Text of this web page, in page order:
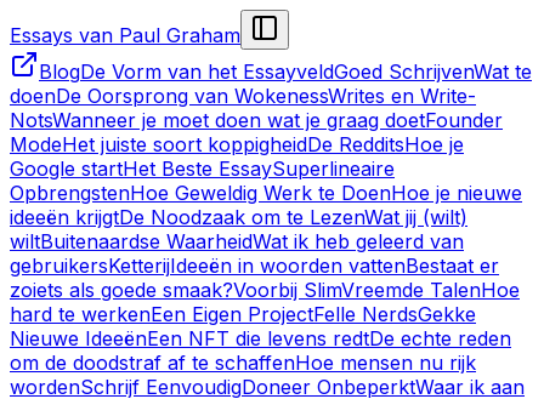
Essays van Paul Graham
BlogDe Vorm van het EssayveldGoed SchrijvenWat te
doenDe Oorsprong van WokenessWrites en Write-
NotsWanneer je moet doen wat je graag doetFounder
ModeHet juiste soort koppigheidDe RedditsHoe je
Google startHet Beste EssaySuperlineaire
OpbrengstenHoe Geweldig Werk te DoenHoe je nieuwe
ideeën krijgtDe Noodzaak om te LezenWat jij (wilt)
wiltBuitenaardse WaarheidWat ik heb geleerd van
gebruikersKetterijIdeeën in woorden vattenBestaat er
zoiets als goede smaak?Voorbij SlimVreemde TalenHoe
hard te werkenEen Eigen ProjectFelle NerdsGekke
Nieuwe IdeeënEen NFT die levens redtDe echte reden
om de doodstraf af te schaffenHoe mensen nu rijk
wordenSchrijf EenvoudigDoneer OnbeperktWaar ik aan